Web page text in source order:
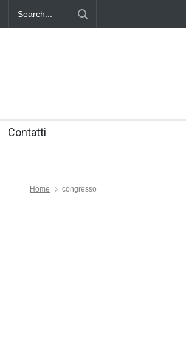
della Tuscia e l'Assonautica Provinciale di
del mare
Contatti
Home congresso